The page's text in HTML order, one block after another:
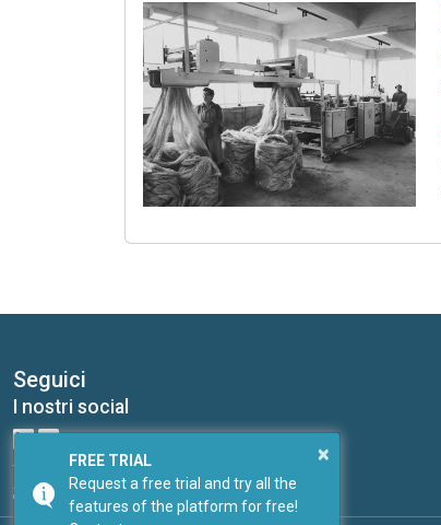
Seguici
I nostri social
×
FREE TRIAL
Request a free trial and try all the
features of the platform for free!